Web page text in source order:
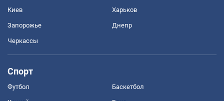
Киев Харьков
Запорожье Днепр
Черкассы
Спорт
Футбол Баскетбол